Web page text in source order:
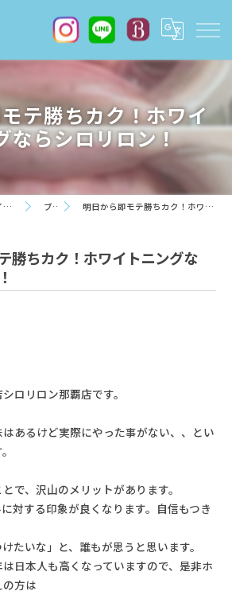
テ勝ちカク！ホワイ
ならシロリロン！
那覇市でセルフホワイトニングならシロリロン ブログ 明日から即モテ勝ちカク！ホワイトニングならシロリロン！
勝ちカク！ホワイトニングな
ロリロン那覇店です。
あるけど実際にやった事がない、、とい
で、沢山のメリットがあります。
対する印象が良くなります。自信もつき
たいな」と、誰もが思うと思います。
日本人も高くなっていますので、是非ホ
方は